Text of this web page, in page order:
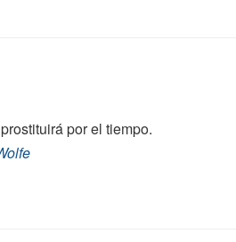
por el tiempo.